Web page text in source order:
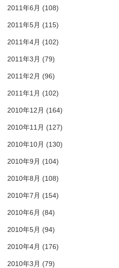
2011年6月 (108)
2011年5月 (115)
2011年4月 (102)
2011年3月 (79)
2011年2月 (96)
2011年1月 (102)
2010年12月 (164)
2010年11月 (127)
2010年10月 (130)
2010年9月 (104)
2010年8月 (108)
2010年7月 (154)
2010年6月 (84)
2010年5月 (94)
2010年4月 (176)
2010年3月 (79)